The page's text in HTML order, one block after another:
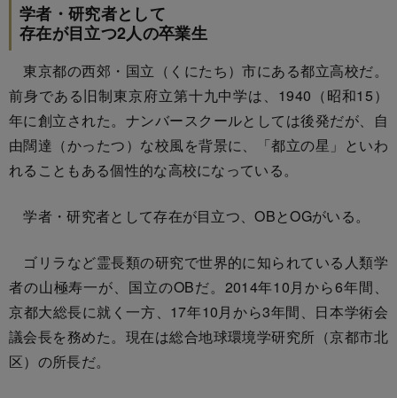
学者・研究者として
存在が目立つ2人の卒業生
東京都の西郊・国立（くにたち）市にある都立高校だ。
前身である旧制東京府立第十九中学は、1940（昭和15）
年に創立された。ナンバースクールとしては後発だが、自
由闊達（かったつ）な校風を背景に、「都立の星」といわ
れることもある個性的な高校になっている。
学者・研究者として存在が目立つ、OBとOGがいる。
ゴリラなど霊長類の研究で世界的に知られている人類学
者の山極寿一が、国立のOBだ。2014年10月から6年間、
京都大総長に就く一方、17年10月から3年間、日本学術会
議会長を務めた。現在は総合地球環境学研究所（京都市北
区）の所長だ。